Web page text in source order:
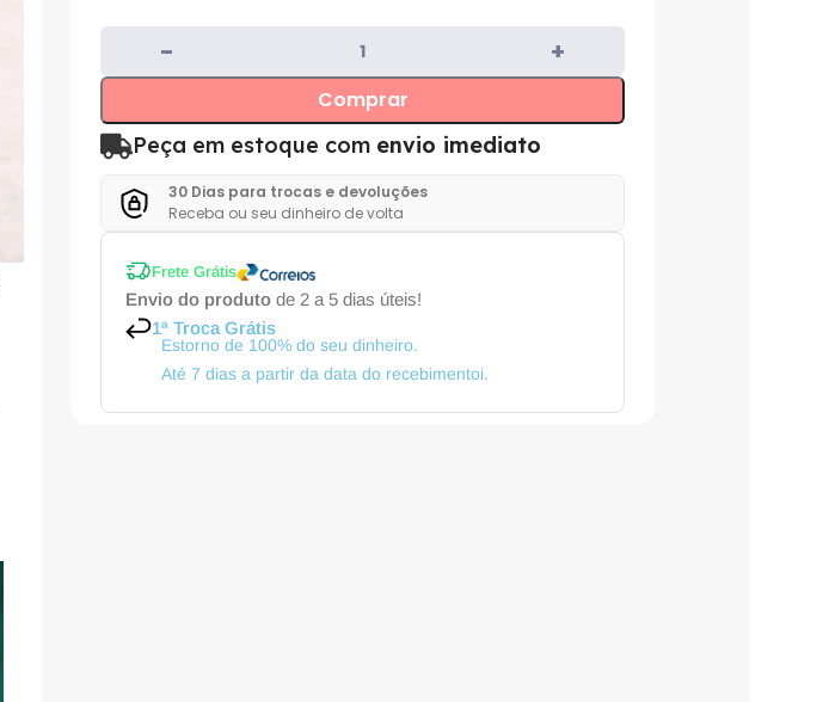
Comprar
Peça em estoque com envio imediato
30 Dias para trocas e devoluções
Receba ou seu dinheiro de volta
Frete Grátis
Envio do produto de 2 a 5 dias úteis!
1ª Troca Grátis
Estorno de 100% do seu dinheiro.
Até 7 dias a partir da data do recebimentoi.